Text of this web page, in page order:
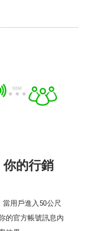
的行銷
當用戶進入50公尺
的官方帳號訊息內